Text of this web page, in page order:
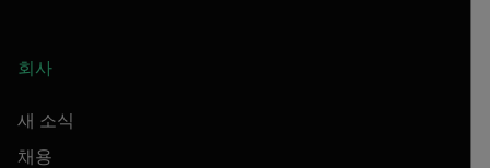
회사
새 소식
채용